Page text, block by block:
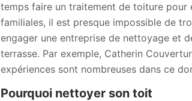
temps faire un traitement de toiture
familiales, il est presque impossible de
engager une entreprise de nettoyage et
terrasse. Par exemple, Catherin
expériences sont nombreuses dans ce
Pourquoi nettoyer son toit